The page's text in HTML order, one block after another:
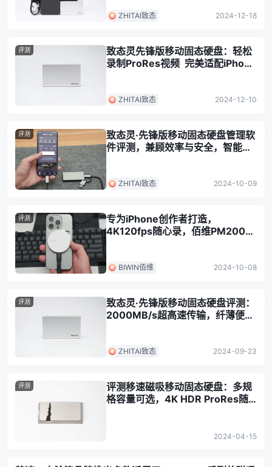
ZHITAI致态 2024-12-18
评测
致态灵先锋版移动固态硬盘：轻松
录制ProRes视频 完美适配iPhone
ZHITAI致态 2024-12-10
评测
致态灵·先锋版移动固态硬盘管理软
件评测，兼顾效率与安全，智能管
ZHITAI致态 2024-10-09
评测
专为iPhone创作者打造，
4K120fps随心录，佰维PM2000
BIWIN佰维 2024-10-08
评测
致态灵·先锋版移动固态硬盘评测：
2000MB/s超高速传输，纤薄便携
ZHITAI致态 2024-09-23
评测
评测移速磁吸移动固态硬盘：多规
格容量可选，4K HDR ProRes随
2024-04-15